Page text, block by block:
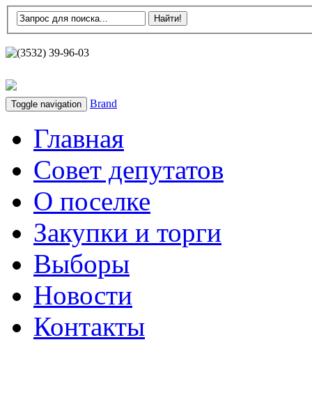
(3532) 39-96-03
Toggle navigation Brand
Главная
Совет депутатов
О поселке
Закупки и торги
Выборы
Новости
Контакты